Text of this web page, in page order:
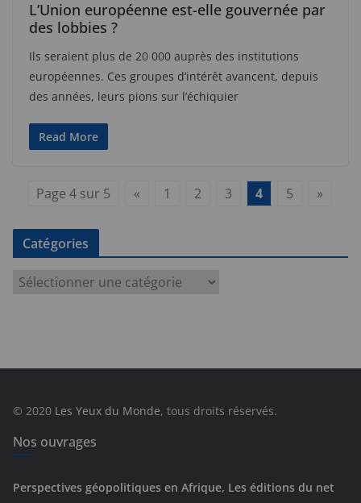
L’Union européenne est-elle gouvernée par
des lobbies ?
Ils seraient plus de 20 000 auprès des institutions
européennes. Ces groupes d’intérêt avancent, depuis
des années, leurs pions sur l’échiquier
Read More
Page 4 sur 5 « 1 2 3 4 5 »
Catégories
e
s
© 2020 Les Yeux du Monde, tous droits réservés.
Nos ouvrages
Perspectives géopolitiques en Afrique, Les éditions du net